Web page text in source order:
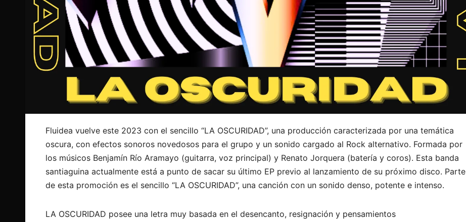
Fluidea vuelve este 2023 con el sencillo “LA OSCURIDAD”, una producción caracterizada por una temática
oscura, con efectos sonoros novedosos para el grupo y un sonido cargado al Rock alternativo. Formada por
los músicos Benjamín Río Aramayo (guitarra, voz principal) y Renato Jorquera (batería y coros). Esta banda
santiaguina actualmente está a punto de sacar su último EP previo al lanzamiento de su próximo disco. Parte
de esta promoción es el sencillo “LA OSCURIDAD”, una canción con un sonido denso, potente e intenso.
LA OSCURIDAD posee una letra muy basada en el desencanto, resignación y pensamientos